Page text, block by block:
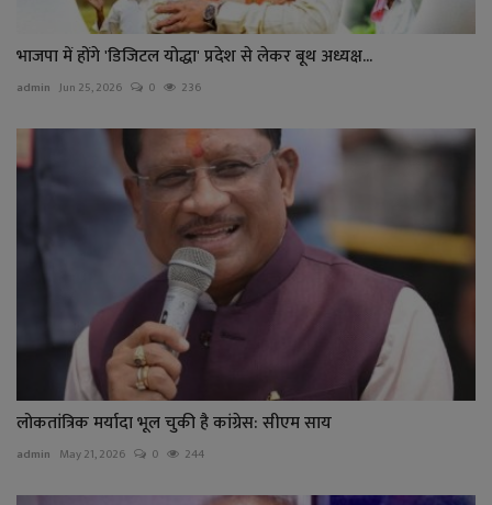
भाजपा में होंगे 'डिजिटल योद्धा' प्रदेश से लेकर बूथ अध्यक्ष...
admin Jun 25, 2026 0 236
लोकतांत्रिक मर्यादा भूल चुकी है कांग्रेस: सीएम साय
admin May 21, 2026 0 244